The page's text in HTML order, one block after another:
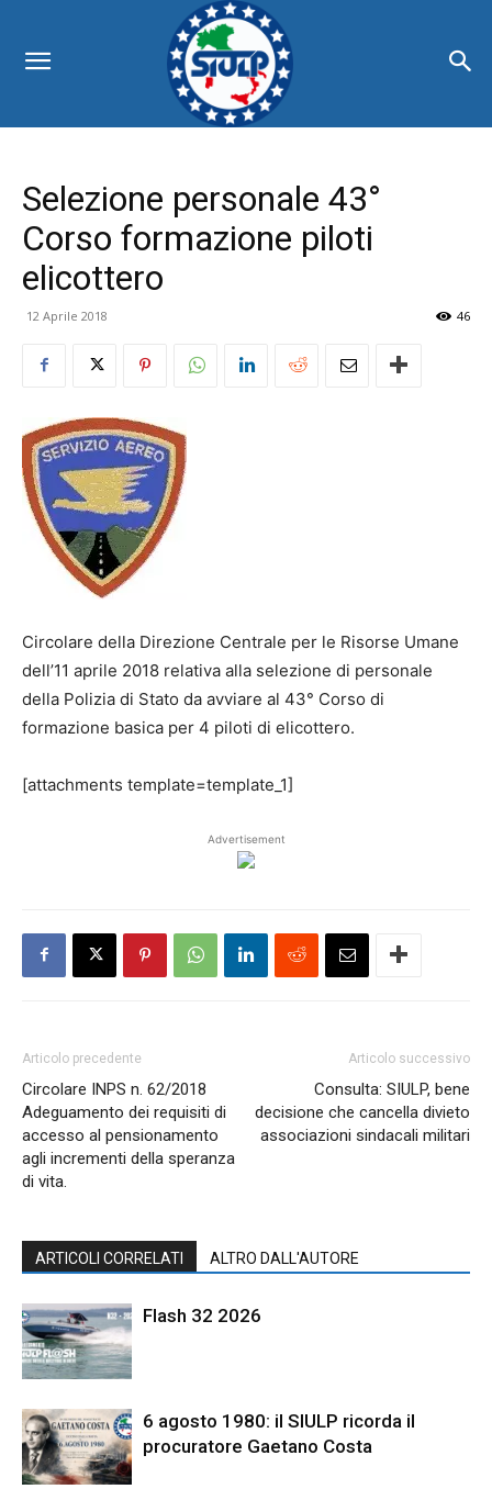
Selezione personale 43°
Corso formazione piloti
elicottero
12 Aprile 2018 46
Circolare della Direzione Centrale per le Risorse Umane
dell’11 aprile 2018 relativa alla selezione di personale
della Polizia di Stato da avviare al 43° Corso di
formazione basica per 4 piloti di elicottero.
[attachments template=template_1]
Advertisement
Articolo precedente
Circolare INPS n. 62/2018
Adeguamento dei requisiti di
accesso al pensionamento
agli incrementi della speranza
di vita.
Articolo successivo
Consulta: SIULP, bene
decisione che cancella divieto
associazioni sindacali militari
ARTICOLI CORRELATI ALTRO DALL'AUTORE
Flash 32 2026
6 agosto 1980: il SIULP ricorda il
procuratore Gaetano Costa